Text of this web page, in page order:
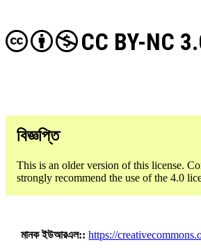
CC BY-NC
বিজ্ঞপ্তি
This is an older version of this license.
strongly recommend the use of the 4.0
মানক ইউআরএল: https://